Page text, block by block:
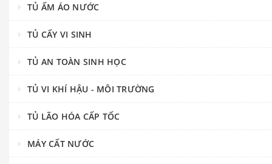
TỦ ẤM ÁO NƯỚC
TỦ CẤY VI SINH
TỦ AN TOÀN SINH HỌC
TỦ VI KHÍ HẬU - MÔI TRƯỜNG
TỦ LÃO HÓA CẤP TỐC
MÁY CẤT NƯỚC